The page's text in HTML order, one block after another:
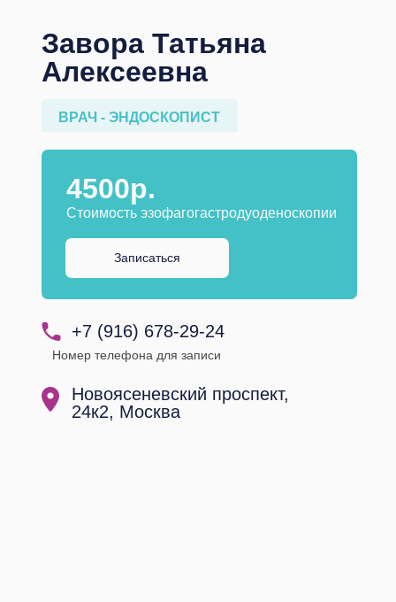
Завора Татьяна
Алексеевна
4500р.
Стоимость эзофагогастродуоденоскопии
ВРАЧ - ЭНДОСКОПИСТ
Записаться
Номер телефона для записи
+7 (916) 678-29-24
Новоясеневский проспект,
24к2, Москва